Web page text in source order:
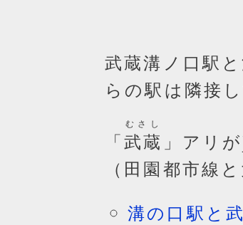
武蔵溝ノ口駅
らの駅は隣接
「武蔵
むさし
」アリ
（田園都市線
溝の口駅と